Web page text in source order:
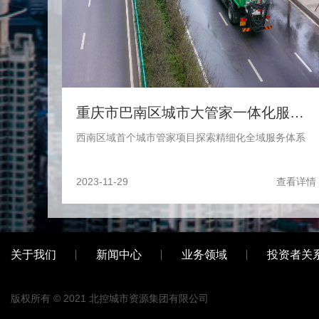
重庆市巴南区城市大管家一体化服务项目
西南区域首个城市管家项目探索精细化全域服务体系
2023-11-29 查看详情
关于我们 新闻中心 业务领域 投资者关
版权所有 © 2021 北控城市资源集团有限公司